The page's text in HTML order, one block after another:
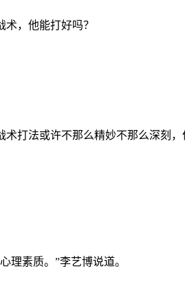
，他能打好吗？
打法或许不那么精妙不那么深刻
理素质。”李艺博说道。